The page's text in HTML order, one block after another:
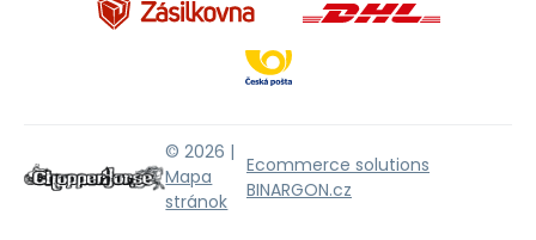
© 2026 |
Mapa
stránok
Ecommerce solutions
BINARGON.cz